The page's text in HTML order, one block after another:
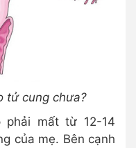
tử cung chưa?
phải mất từ 12-14
của mẹ. Bên cạnh